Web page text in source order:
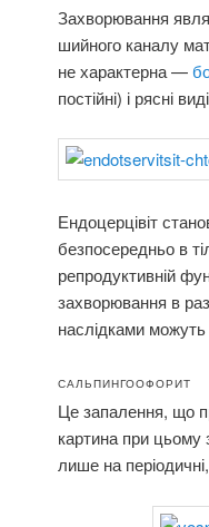
Захворювання
шийного каналу
не характерна —
постійні) і рясні
Ендоцерцівіт
безпосередньо в
репродуктивній
захворювання в
наслідками можуть
САЛЬПИНГООФОРИТ
Це запалення, що
картина при цьому
лише на